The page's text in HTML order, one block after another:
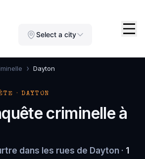
Select a city
› Dayton
· DAYTON
criminelle à
dans les rues de Dayton · 1